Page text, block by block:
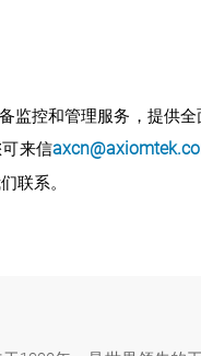
监控和管理服务，提供
来信
联系。